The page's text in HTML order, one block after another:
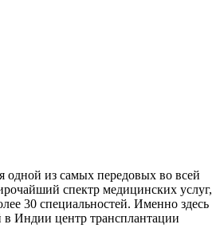
одной из самых передовых во всей
спектр медицинских услуг,
30 специальностей. Именно здесь
Индии центр трансплантации